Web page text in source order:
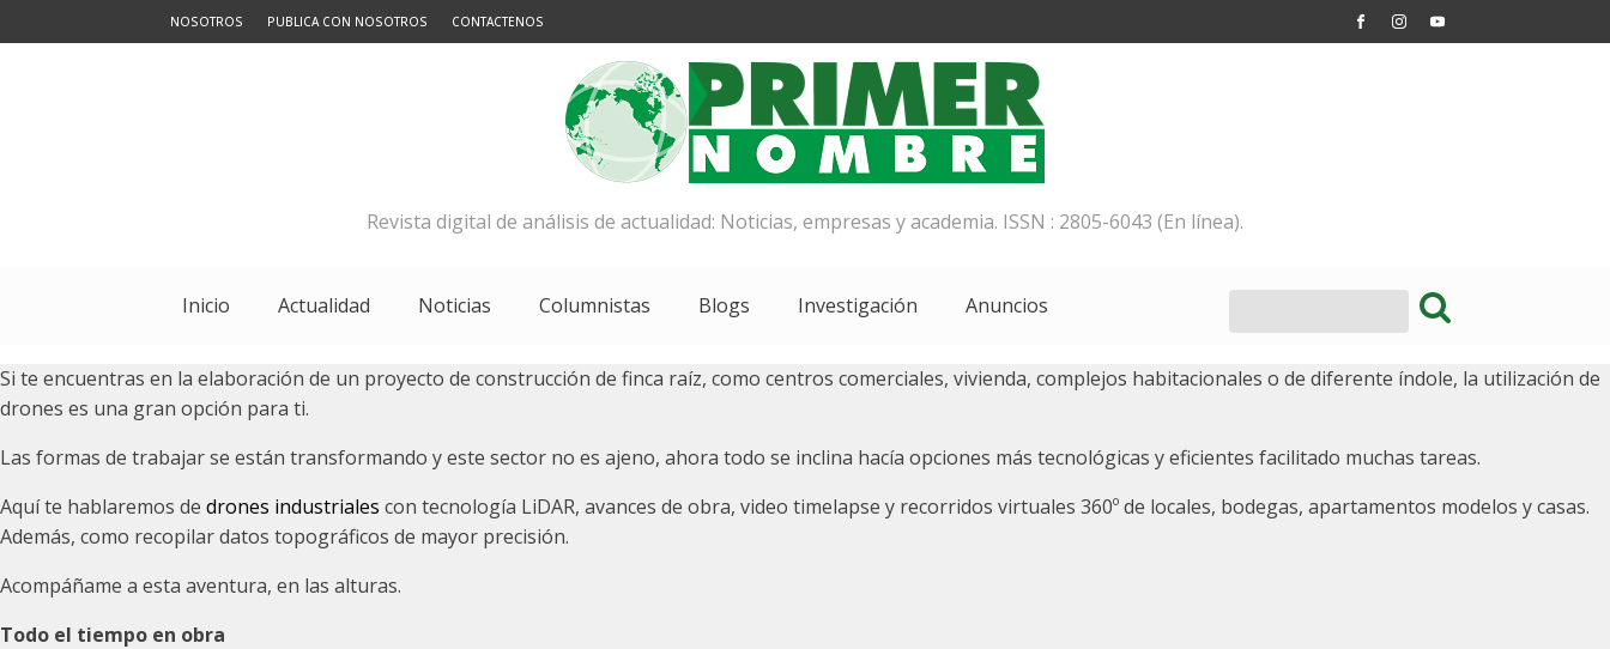
NOSOTROS PUBLICA CON NOSOTROS CONTACTENOS
Revista digital de análisis de actualidad: Noticias, empresas y academia. ISSN : 2805-6043 (En línea).
Inicio Actualidad Noticias Columnistas Blogs Investigación Anuncios
Si te encuentras en la elaboración de un proyecto de construcción de finca raíz, como centros comerciales, vivienda, complejos habitacionales o de diferente índole, la utilización de
drones es una gran opción para ti.
Las formas de trabajar se están transformando y este sector no es ajeno, ahora todo se inclina hacía opciones más tecnológicas y eficientes facilitado muchas tareas.
Aquí te hablaremos de drones industriales con tecnología LiDAR, avances de obra, video timelapse y recorridos virtuales 360º de locales, bodegas, apartamentos modelos y casas.
Además, como recopilar datos topográficos de mayor precisión.
Acompáñame a esta aventura, en las alturas.
Todo el tiempo en obra